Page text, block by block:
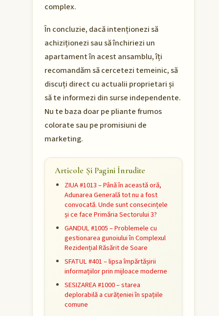
complex.
În concluzie, dacă intenționezi să
achiziționezi sau să închiriezi un
apartament în acest ansamblu, îți
recomandăm să cercetezi temeinic, să
discuți direct cu actualii proprietari și
să te informezi din surse independente.
Nu te baza doar pe pliante frumos
colorate sau pe promisiuni de
marketing.
Articole Și Pagini Înrudite
ZIUA #1013 – Până în această oră,
Adunarea Generală tot nu a fost
convocată. Unde sunt consecințele
și ce face Primăria Sectorului 3?
GANDUL #1005 – Problemele cu
gestionarea gunoiului în Complexul
Rezidențial Răsărit de Soare
SFATUL #401 – lipsa împărtășirii
informațiilor prin mijloace moderne
SESIZAREA #1000 – starea
deplorabilă a curățeniei în spațiile
comune